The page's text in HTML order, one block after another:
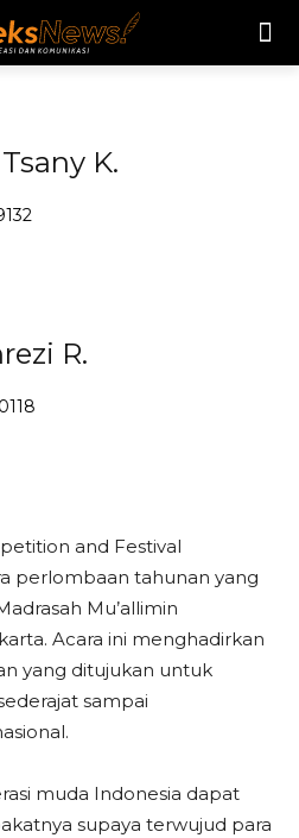
and Festival
perlombaan tahunan yang
Mu’allimin
Acara ini menghadirkan
yang ditujukan untuk
sampai
muda Indonesia dapat
supaya terwujud para
K.
R.